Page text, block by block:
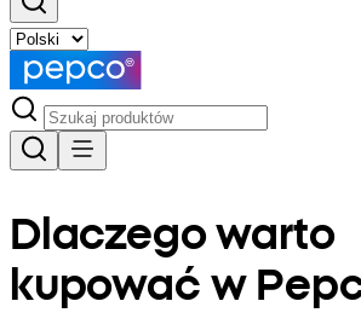
Dlaczego warto
kupować w